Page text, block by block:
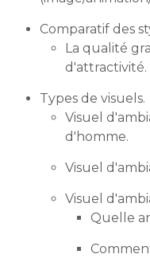
Comparatif des
La qualité
d'attractivité.
Types de visuels.
Visuel
d'homme.
Visuel
Visuel
Quelle